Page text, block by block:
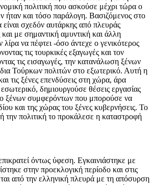
πολιτική που ασκούσε μέχρι τώρα ο
ήταν και τόσο παράλογη. Βασιζόμενος στο
είναι σχεδόν αυτάρκης από πλευράς
με σημαντική αμυντική και άλλη
λίρα να πέφτει -όσο άντεχε ο γενικότερος
τις τουρκικές εξαγωγές και τον
τις εισαγωγές, την κατανάλωση ξένων
Τούρκων πολιτών στο εξωτερικό. Αυτή η
τις ξένες επενδύσεις στη χώρα, άρα
δημιουργούσε θέσεις εργασίας
ξένων συμφερόντων που μπορούσε να
και της χώρας του ξένες κυβερνήσεις. Το
την πολιτική το προκάλεσε η καταστροφή
όντως ύφεση. Εγκαινιάστηκε με
στην προεκλογική περίοδο και στις
από την ελληνική πλευρά με τη απόσυρση